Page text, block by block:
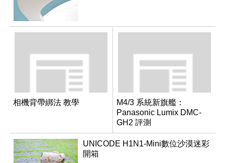
相機背帶綁法 教學
M4/3 系統新旗艦：
Panasonic Lumix DMC-
GH2 評測
UNICODE H1N1-Mini數位沙漠迷彩
開箱